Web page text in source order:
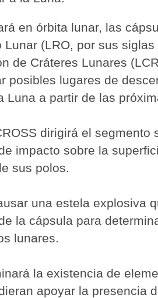
en órbita lunar, las
Lunar (LRO, por sus
de Cráteres Lunares
posibles lugares de
Luna a partir de las
dirigirá el segmento
impacto sobre la
sus polos.
una estela explosiva
la cápsula para
lunares.
la existencia de
apoyar la presencia